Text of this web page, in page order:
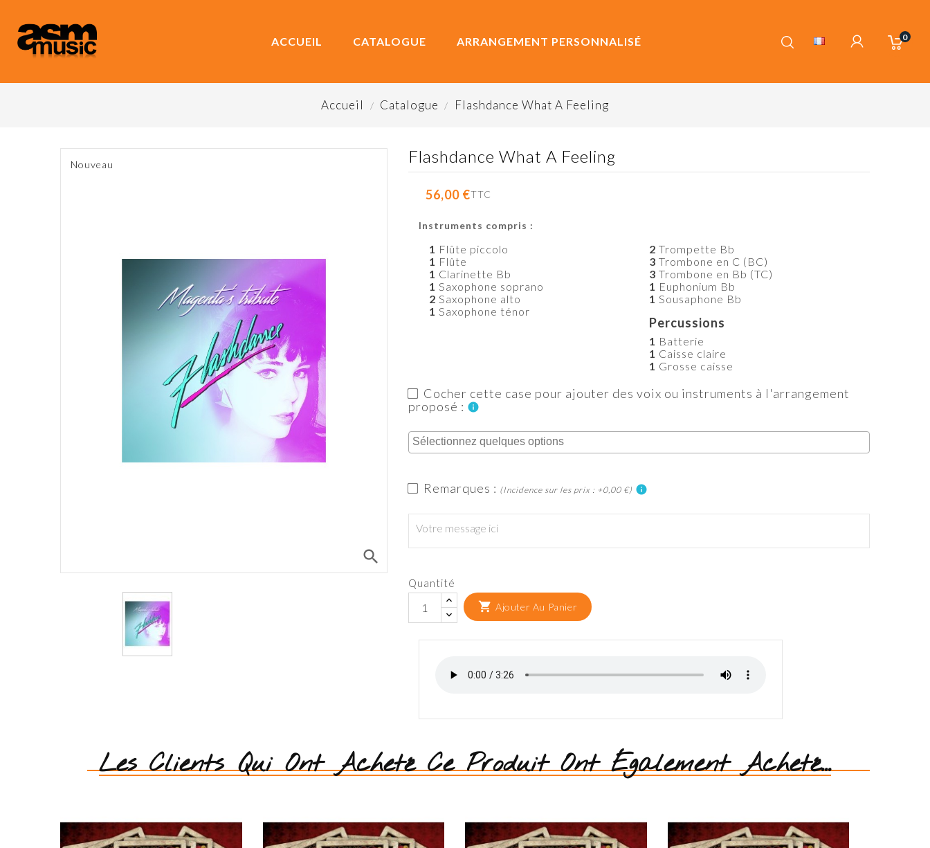
ACCUEIL CATALOGUE ARRANGEMENT PERSONNALISÉ 0
Accueil Catalogue Flashdance What A Feeling
Nouveau
search
Flashdance What A Feeling
56,00 €TTC
Instruments compris :
1 Flûte piccolo
1 Flûte
1 Clarinette Bb
1 Saxophone soprano
2 Saxophone alto
1 Saxophone ténor
2 Trompette Bb
3 Trombone en C (BC)
3 Trombone en Bb (TC)
1 Euphonium Bb
1 Sousaphone Bb
Percussions
1 Batterie
1 Caisse claire
1 Grosse caisse
Cocher cette case pour ajouter des voix ou instruments à l'arrangement
proposé : info
Remarques : (Incidence sur les prix : +0,00 €) info
Quantité
 Ajouter Au Panier
Les Clients Qui Ont Acheté Ce Produit Ont Également Acheté...